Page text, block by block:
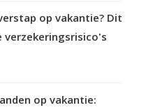
op vakantie? Dit
verzekeringsrisico's
op vakantie: